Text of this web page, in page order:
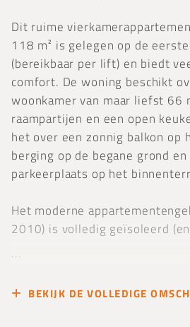
Dit ruime
118 m² is gelegen op de
(bereikbaar per lift) en biedt
comfort. De woning beschikt
woonkamer van maar liefst 66
raampartijen en een open
het over een zonnig balkon op
berging op de begane grond
parkeerplaats op het
Het moderne
2010) is volledig geïsoleerd
...
BEKIJK DE VOLLEDIGE